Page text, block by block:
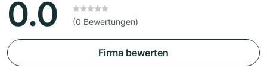
0.0 (0 Bewertungen)
Firma bewerten